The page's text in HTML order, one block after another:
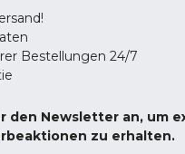
Bestellungen 24/7
den Newsletter an, um
zu erhalten.